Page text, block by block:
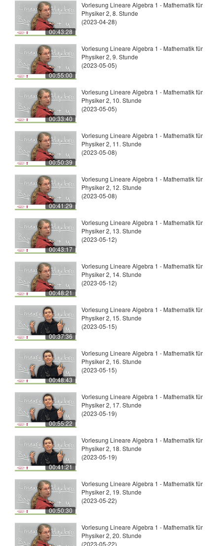
00:43:28
Vorlesung Lineare Algebra 1 - Mathematik für
Physiker 2, 8. Stunde
(2023-04-28)
00:55:00
Vorlesung Lineare Algebra 1 - Mathematik für
Physiker 2, 9. Stunde
(2023-05-05)
00:33:40
Vorlesung Lineare Algebra 1 - Mathematik für
Physiker 2, 10. Stunde
(2023-05-05)
00:50:39
Vorlesung Lineare Algebra 1 - Mathematik für
Physiker 2, 11. Stunde
(2023-05-08)
00:41:29
Vorlesung Lineare Algebra 1 - Mathematik für
Physiker 2, 12. Stunde
(2023-05-08)
00:43:17
Vorlesung Lineare Algebra 1 - Mathematik für
Physiker 2, 13. Stunde
(2023-05-12)
00:48:21
Vorlesung Lineare Algebra 1 - Mathematik für
Physiker 2, 14. Stunde
(2023-05-12)
00:37:36
Vorlesung Lineare Algebra 1 - Mathematik für
Physiker 2, 15. Stunde
(2023-05-15)
00:48:43
Vorlesung Lineare Algebra 1 - Mathematik für
Physiker 2, 16. Stunde
(2023-05-15)
00:55:22
Vorlesung Lineare Algebra 1 - Mathematik für
Physiker 2, 17. Stunde
(2023-05-19)
00:41:21
Vorlesung Lineare Algebra 1 - Mathematik für
Physiker 2, 18. Stunde
(2023-05-19)
00:50:30
Vorlesung Lineare Algebra 1 - Mathematik für
Physiker 2, 19. Stunde
(2023-05-22)
Vorlesung Lineare Algebra 1 - Mathematik für
Physiker 2, 20. Stunde
(2023-05-22)